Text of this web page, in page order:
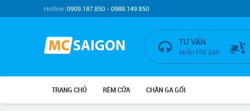
Hotline:0909.187.850 - 0988.149.850
TƯ VẤN
Miễn Phí 24h
TRANG CHỦ RÈM CỬA CHĂN GA GỐI